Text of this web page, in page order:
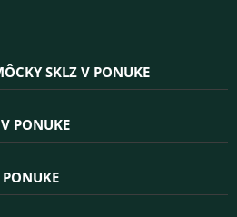
SKLZ V PONUKE
PONUKE
PONUKE